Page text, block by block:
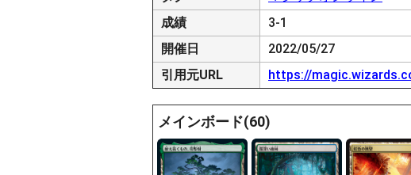
成績
3-1
開催日
2022/05/27
引用元URL
https://
メインボード(60)